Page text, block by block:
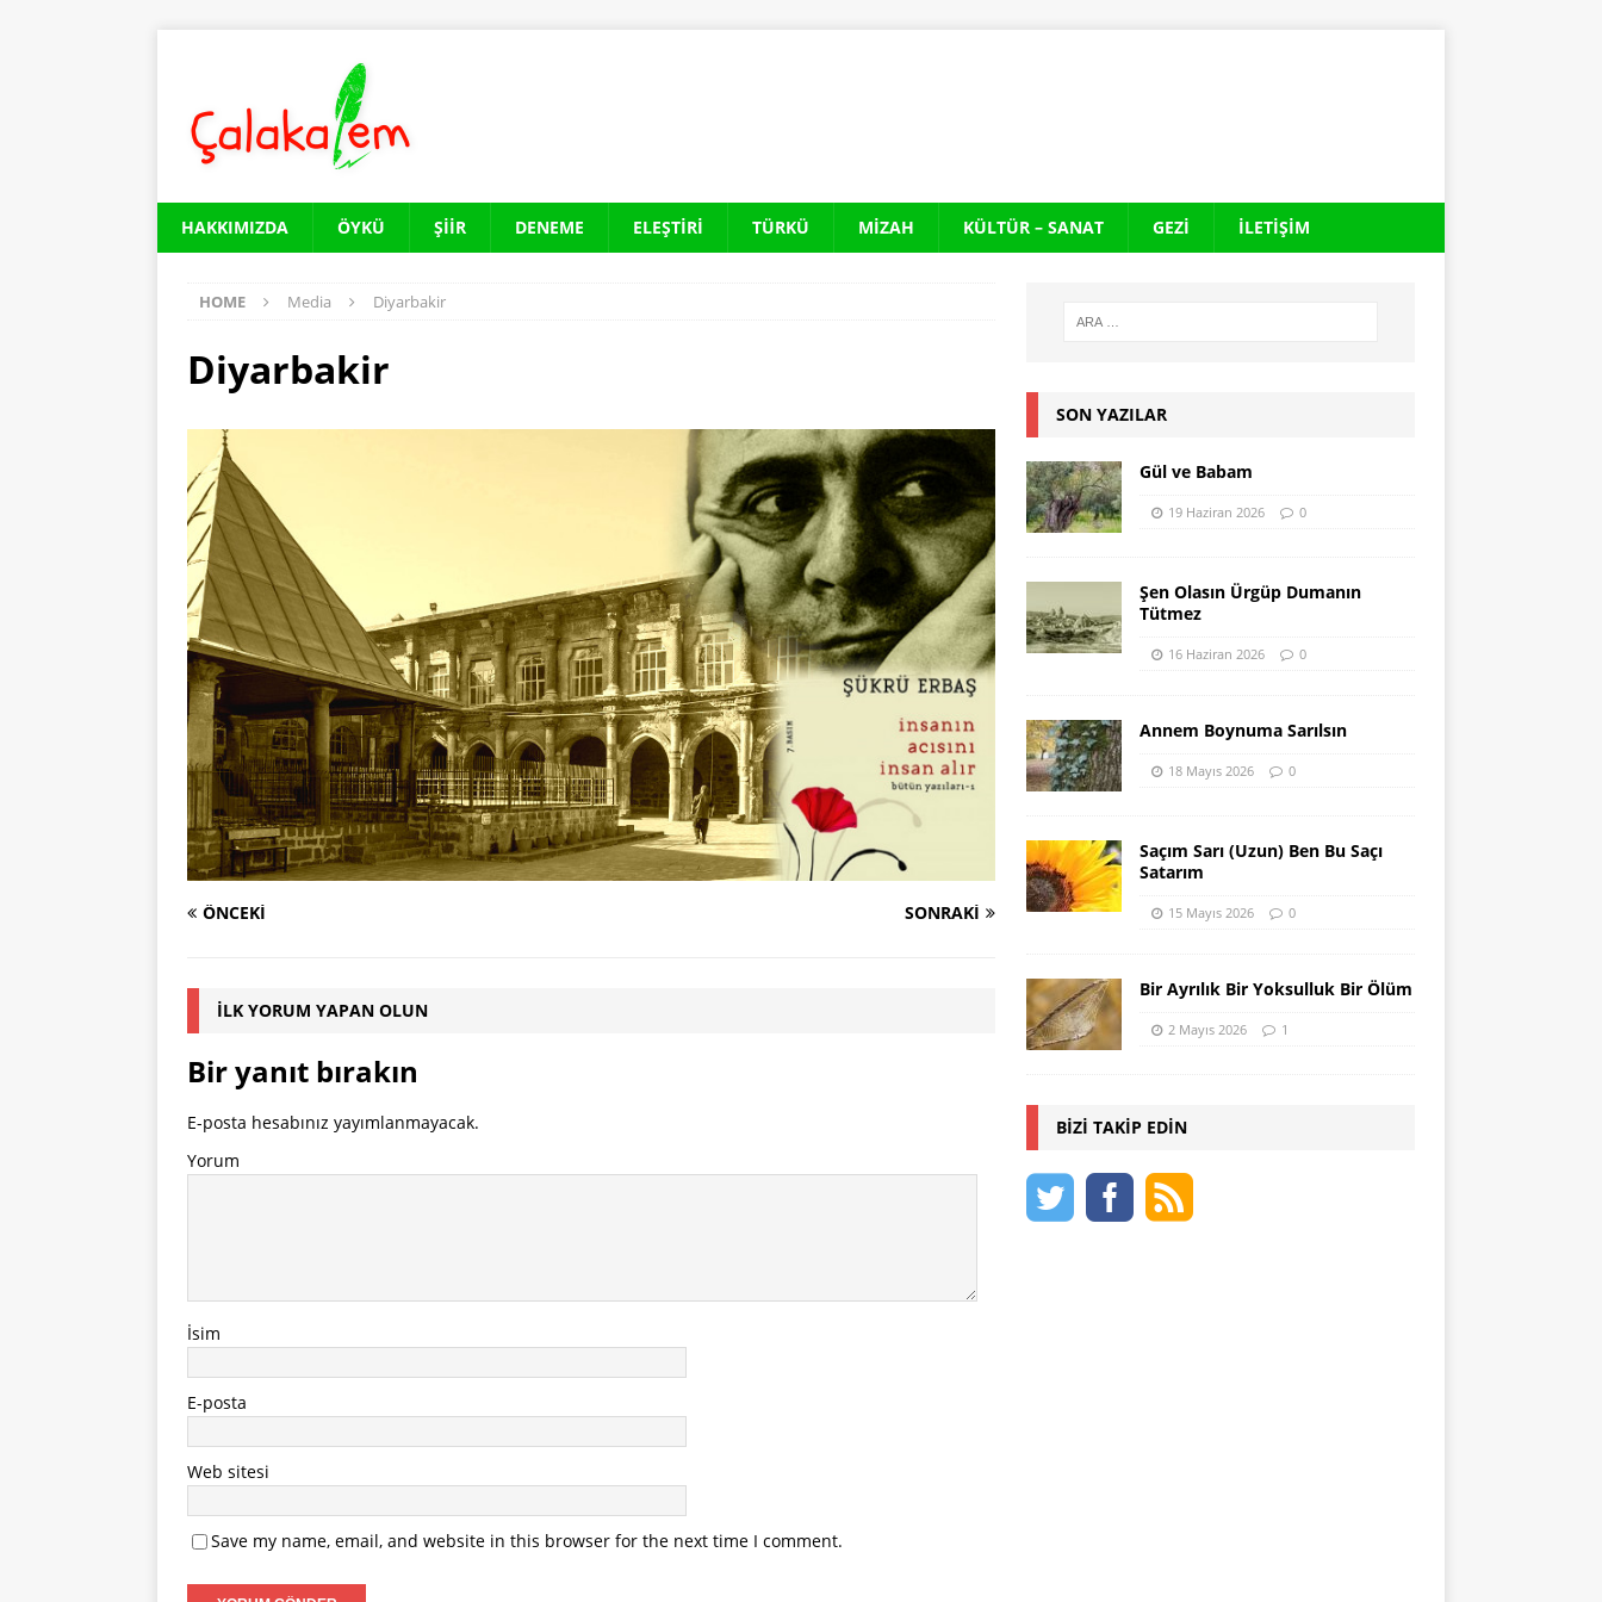
HAKKIMIZDA ÖYKÜ ŞIIR DENEME ELEŞTIRI TÜRKÜ MIZAH KÜLTÜR – SANAT GEZI İLETIŞIM
HOME Media Diyarbakir
Diyarbakir
ÖNCEKI SONRAKI
İLK YORUM YAPAN OLUN
Bir yanıt bırakın
E-posta hesabınız yayımlanmayacak.
Yorum
İsim
E-posta
Web sitesi
Save my name, email, and website in this browser for the next time I comment.
SON YAZILAR
Gül ve Babam
19 Haziran 2026 0
Şen Olasın Ürgüp Dumanın
Tütmez
16 Haziran 2026 0
Annem Boynuma Sarılsın
18 Mayıs 2026 0
Saçım Sarı (Uzun) Ben Bu Saçı
Satarım
15 Mayıs 2026 0
Bir Ayrılık Bir Yoksulluk Bir Ölüm
2 Mayıs 2026 1
BIZI TAKIP EDIN